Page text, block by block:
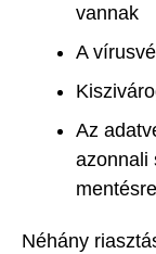
vannak
A
Az
azonnali
Néhány